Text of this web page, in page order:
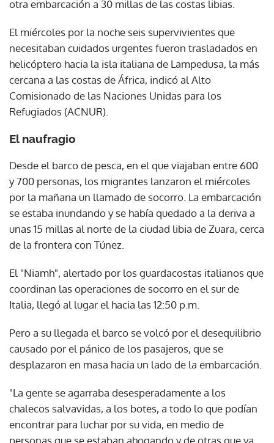
otra embarcación a 30 millas de las costas libias.
El miércoles por la noche seis supervivientes que
necesitaban cuidados urgentes fueron trasladados en
helicóptero hacia la isla italiana de Lampedusa, la más
cercana a las costas de África, indicó al Alto
Comisionado de las Naciones Unidas para los
Refugiados (ACNUR).
El naufragio
Desde el barco de pesca, en el que viajaban entre 600
y 700 personas, los migrantes lanzaron el miércoles
por la mañana un llamado de socorro. La embarcación
se estaba inundando y se había quedado a la deriva a
unas 15 millas al norte de la ciudad libia de Zuara, cerca
de la frontera con Túnez.
El "Niamh", alertado por los guardacostas italianos que
coordinan las operaciones de socorro en el sur de
Italia, llegó al lugar el hacia las 12:50 p.m.
Pero a su llegada el barco se volcó por el desequilibrio
causado por el pánico de los pasajeros, que se
desplazaron en masa hacia un lado de la embarcación.
"La gente se agarraba desesperadamente a los
chalecos salvavidas, a los botes, a todo lo que podían
encontrar para luchar por su vida, en medio de
personas que se estaban ahogando y de otras que ya